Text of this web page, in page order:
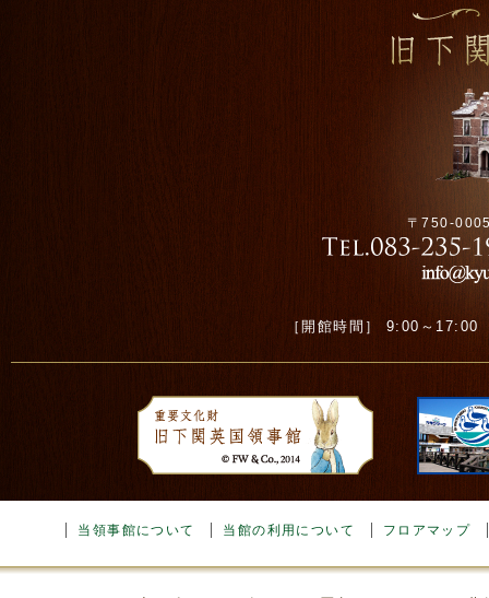
〒750-
［開館時間］ 9:00～
当領事館について 当館の利用について フロアマップ